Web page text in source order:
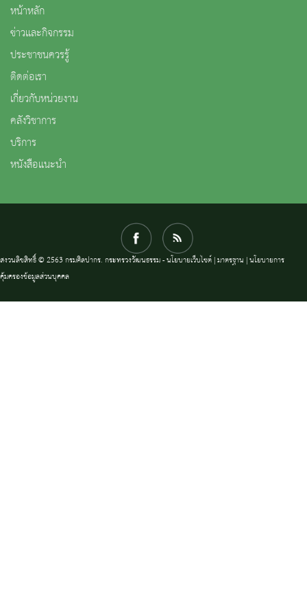
หน้าหลัก
ข่าวและกิจกรรม
ประชาชนควรรู้
ติดต่อเรา
เกี่ยวกับหน่วยงาน
คลังวิชาการ
บริการ
หนังสือแนะนำ
สงวนลิขสิทธิ์ © 2563 กรมศิลปากร. กระทรวงวัฒนธรรม -นโยบายเว็บไซต์|มาตรฐาน |นโยบายการ
คุ้มครองข้อมูลส่วนบุคคล